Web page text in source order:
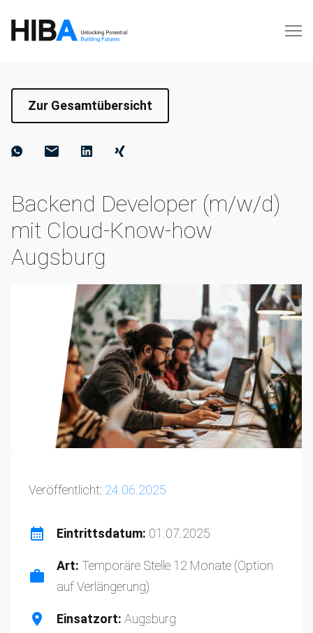
Zur Gesamtübersicht
Backend Developer (m/w/d)
mit Cloud-Know-how
Augsburg
Veröffentlicht: 24.06.2025
Eintrittsdatum: 01.07.2025
Art: Temporäre Stelle 12 Monate (Option
auf Verlängerung)
Einsatzort: Augsburg